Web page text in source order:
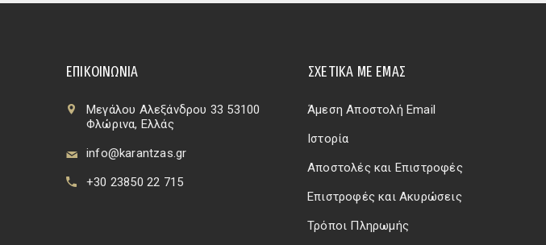
ΕΠΙΚΟΙΝΩΝΊΑ
Μεγάλου Αλεξάνδρου 33 53100
Φλώρινα, Ελλάς
info@karantzas.gr
+30 23850 22 715
ΣΧΕΤΙΚΆ ΜΕ ΕΜΆΣ
Άμεση Αποστολή Email
Ιστορία
Αποστολές και Επιστροφές
Επιστροφές και Ακυρώσεις
Τρόποι Πληρωμής